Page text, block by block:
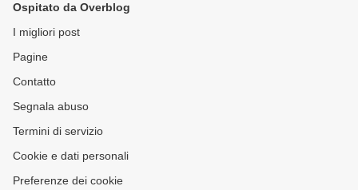
Ospitato da Overblog
I migliori post
Pagine
Contatto
Segnala abuso
Termini di servizio
Cookie e dati personali
Preferenze dei cookie